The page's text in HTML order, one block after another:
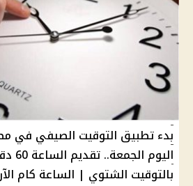
بالتوقيت الشتوي | الساعة كام